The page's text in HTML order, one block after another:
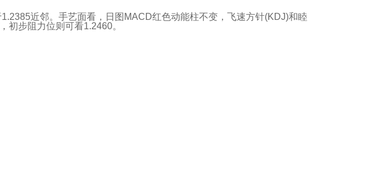
近邻。手艺面看，日图MACD红色动能柱不变，飞速方针(KDJ)和睦
初步阻力位则可看1.2460。